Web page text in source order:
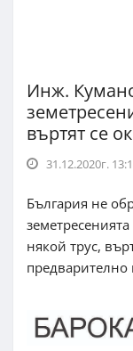
Инж.
въртят се
31.12.2020г.
България не
някой трус,
предварително